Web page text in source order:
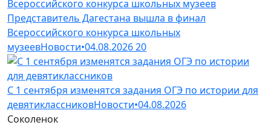
Представитель Дагестана вышла в финал
Всероссийского конкурса школьных
музеевНовости•04.08.202620
С 1 сентября изменятся задания ОГЭ по истории для
девятиклассниковНовости•04.08.2026
Соколенок